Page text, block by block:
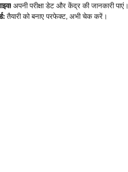
अपनी परीक्षा डेट और केंद्र की जानकारी पाएं।
तैयारी को बनाए परफेक्ट, अभी चेक करें।